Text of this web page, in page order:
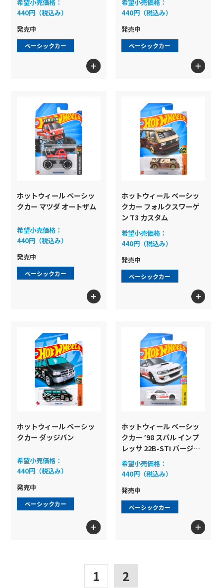
希望小売価格：
440円（税込み）
発売中
ベーシックカー
希望小売価格：
440円（税込み）
発売中
ベーシックカー
ホットウィール ベーシッ
クカー マツダ オートザム
希望小売価格：
440円（税込み）
発売中
ベーシックカー
ホットウィール ベーシッ
クカー フォルクスワーゲ
ン T3 カスタム
希望小売価格：
440円（税込み）
発売中
ベーシックカー
ホットウィール ベーシッ
クカー ダッジバン
希望小売価格：
440円（税込み）
発売中
ベーシックカー
ホットウィール ベーシッ
クカー ’98 スバル インプ
レッサ 22B-STi バージョ
ン
希望小売価格：
440円（税込み）
発売中
ベーシックカー
1 2